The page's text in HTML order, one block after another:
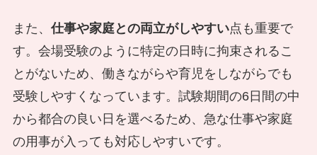
また、 仕事や家庭との両立がしやすい点も重要で
す。会場受験のように特定の日時に拘束されるこ
とがないため、働きながらや育児をしながらでも
受験しやすくなっています。試験期間の6日間の中
から都合の良い日を選べるため、急な仕事や家庭
の用事が入っても対応しやすいです。